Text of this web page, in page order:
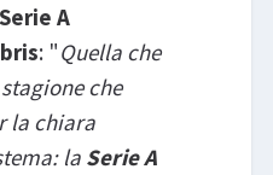
A
: "Quella che
che
la chiara
la Serie A